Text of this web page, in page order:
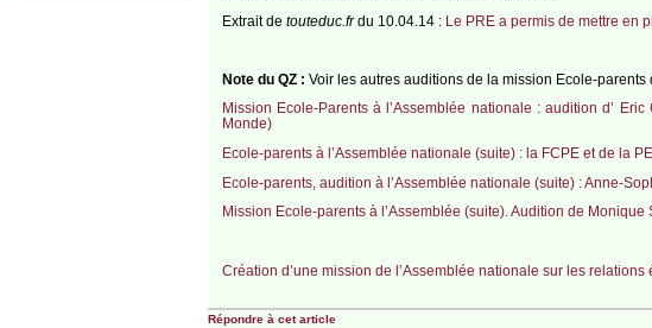
Extrait de touteduc.frdu 10.04.14 : Le PRE a permis de mettre en
Note du QZ : Voir les autres auditions de la mission Ecole-parents
Mission Ecole-Parents à l’Assemblée nationale : audition d’
Monde)
Ecole-parents à l’Assemblée nationale (suite) : la FCPE et de la
Ecole-parents, audition à l’Assemblée nationale (suite) : Anne-
Mission Ecole-parents à l’Assemblée (suite). Audition de
Création d’une mission de l’Assemblée nationale sur les
Répondre à cet article